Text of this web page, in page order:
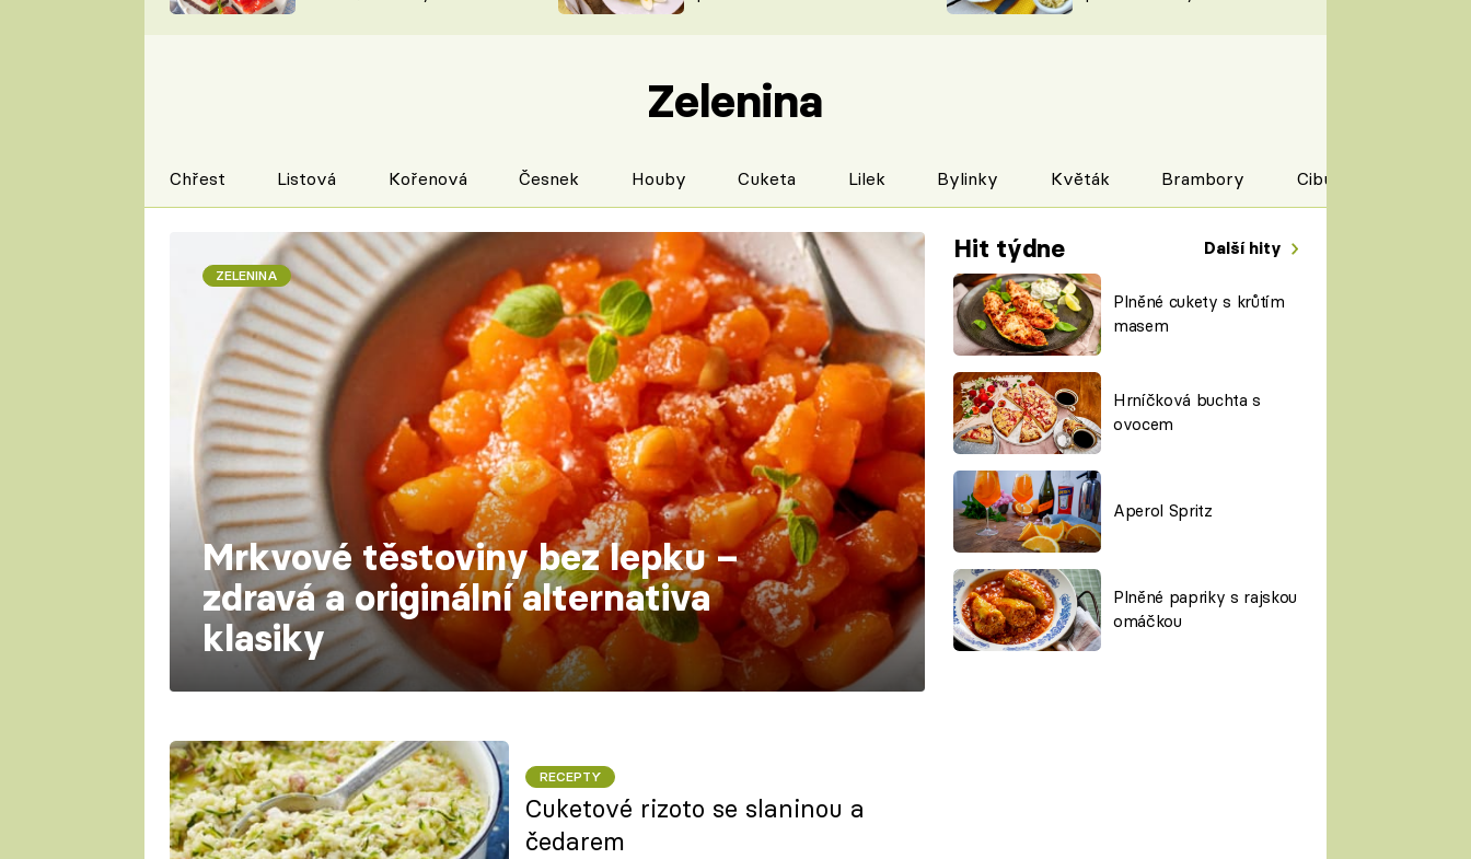
ŠÉFREDAKTORKY
Zelenina
Chřest Listová Kořenová Česnek Houby Cuketa Lilek Bylinky Květák Brambory Cibule
Hit týdne Další hity
Plněné cukety s krůtím
masem
Hrníčková buchta s
ovocem
Aperol Spritz
Plněné papriky s rajskou
omáčkou
ZELENINA
Mrkvové těstoviny bez lepku –
zdravá a originální alternativa
klasiky
RECEPTY
Cuketové rizoto se slaninou a
čedarem